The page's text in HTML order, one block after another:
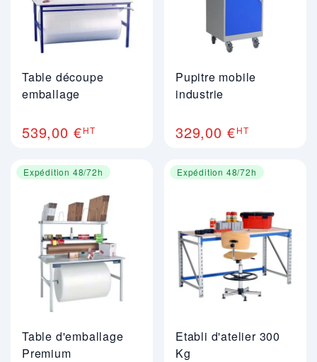
Table découpe
emballage
539,00 €HT
Pupitre mobile
industrie
329,00 €HT
Expédition 48/72h
Table d'emballage
Premium
Expédition 48/72h
Etabli d'atelier 300
Kg